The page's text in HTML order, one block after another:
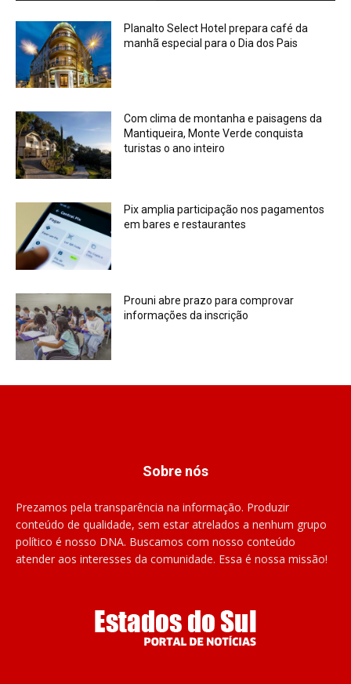
Planalto Select Hotel prepara café da
manhã especial para o Dia dos Pais
Com clima de montanha e paisagens da
Mantiqueira, Monte Verde conquista
turistas o ano inteiro
Pix amplia participação nos pagamentos
em bares e restaurantes
Prouni abre prazo para comprovar
informações da inscrição
Sobre nós
Prezamos pela transparência na informação. Produzir
conteúdo de qualidade, sem estar atrelados a nenhum grupo
político é nosso DNA. Buscamos com nosso conteúdo
atender aos interesses da comunidade. Essa é nossa missão!